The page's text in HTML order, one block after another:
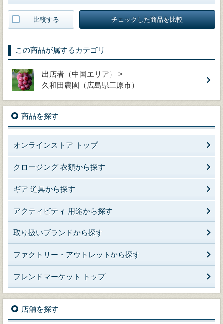
比較する チェックした商品を比較
この商品が属するカテゴリ
出店者（中国エリア） >
久和田農園（広島県三原市）
商品を探す
オンラインストア トップ
クロージング 衣類から探す
ギア 道具から探す
アクティビティ 用途から探す
取り扱いブランドから探す
ファクトリー・アウトレットから探す
フレンドマーケット トップ
店舗を探す